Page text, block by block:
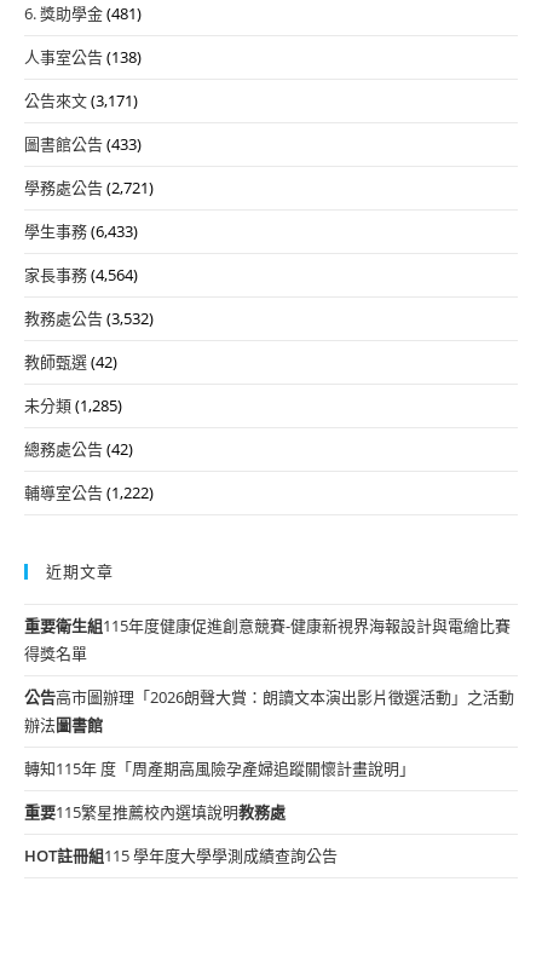
6. 獎助學金(481)
人事室公告(138)
公告來文(3,171)
圖書館公告(433)
學務處公告(2,721)
學生事務(6,433)
家長事務(4,564)
教務處公告(3,532)
教師甄選(42)
未分類(1,285)
總務處公告(42)
輔導室公告(1,222)
近期文章
重要衛生組115年度健康促進創意競賽-健康新視界海報設計與電繪比賽
得獎名單
公告高市圖辦理「2026朗聲大賞：朗讀文本演出影片徵選活動」之活動
辦法圖書館
轉知115年 度「周產期高風險孕產婦追蹤關懷計畫說明」
重要115繁星推薦校內選填說明教務處
HOT註冊組115 學年度大學學測成績查詢公告